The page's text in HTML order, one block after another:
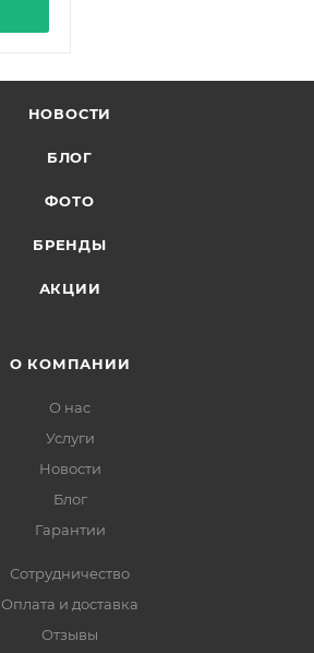
НОВОСТИ
БЛОГ
ФОТО
БРЕНДЫ
АКЦИИ
О КОМПАНИИ
О нас
Услуги
Новости
Блог
Гарантии
Сотрудничество
Оплата и доставка
Отзывы